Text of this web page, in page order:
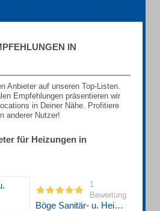
IN
Anbieter auf unseren Top-Listen.
Empfehlungen präsentieren wir
in Deiner Nähe. Profitiere
anderer Nutzer!
für Heizungen in
1
Bewertung
Böge Sanitär- u. Heizung GmbH